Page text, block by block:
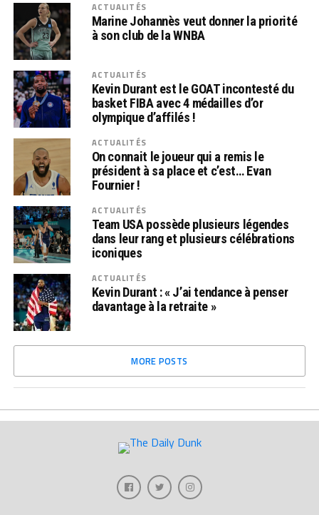
ACTUALITÉS
Marine Johannès veut donner la priorité
à son club de la WNBA
ACTUALITÉS
Kevin Durant est le GOAT incontesté du
basket FIBA avec 4 médailles d’or
olympique d’affilés !
ACTUALITÉS
On connait le joueur qui a remis le
président à sa place et c’est… Evan
Fournier !
ACTUALITÉS
Team USA possède plusieurs légendes
dans leur rang et plusieurs célébrations
iconiques
ACTUALITÉS
Kevin Durant : « J’ai tendance à penser
davantage à la retraite »
MORE POSTS